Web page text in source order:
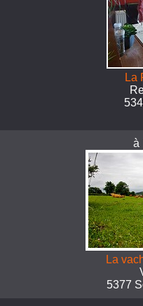
La
à
La
5377